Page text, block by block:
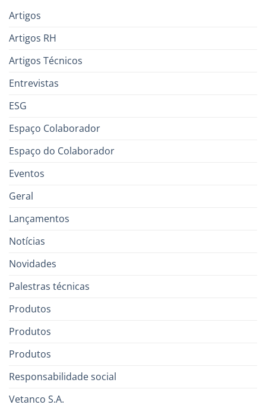
Artigos
Artigos RH
Artigos Técnicos
Entrevistas
ESG
Espaço Colaborador
Espaço do Colaborador
Eventos
Geral
Lançamentos
Notícias
Novidades
Palestras técnicas
Produtos
Produtos
Produtos
Responsabilidade social
Vetanco S.A.